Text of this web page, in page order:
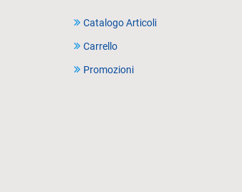
Catalogo Articoli
Carrello
Promozioni